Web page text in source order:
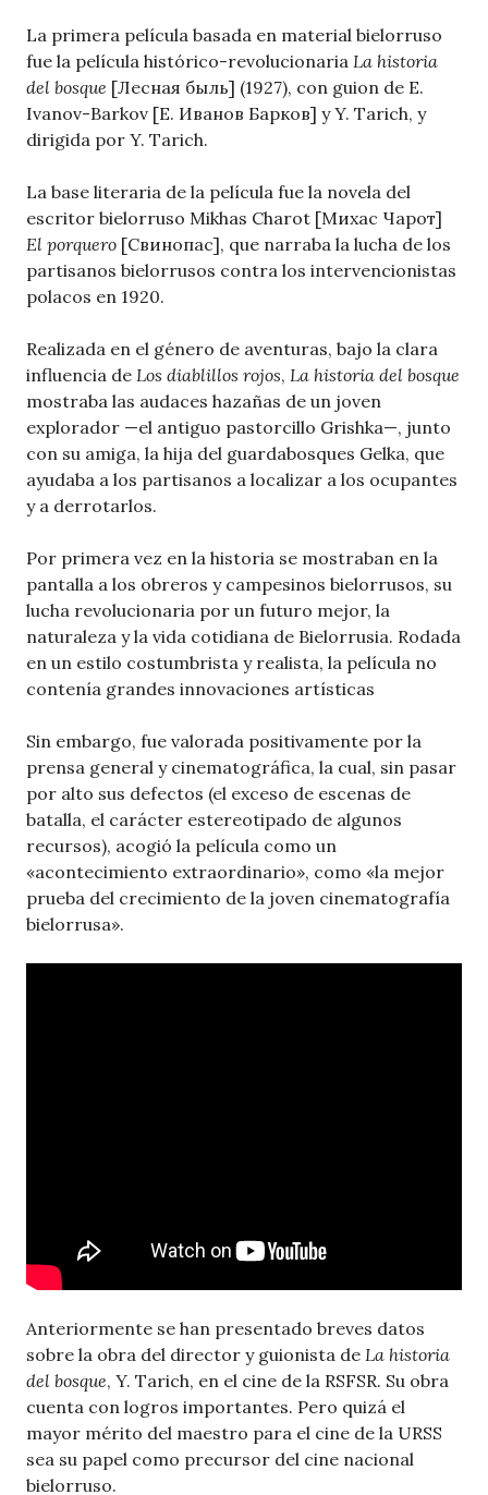
La primera película basada en material bielorruso
fue la película histórico-revolucionaria La historia
del bosque [Лесная быль] (1927), con guion de E.
Ivanov-Barkov [Е. Иванов Барков] y Y. Tarich, y
dirigida por Y. Tarich.
La base literaria de la película fue la novela del
escritor bielorruso Mikhas Charot [Михас Чарот]
El porquero [Свинопас], que narraba la lucha de los
partisanos bielorrusos contra los intervencionistas
polacos en 1920.
Realizada en el género de aventuras, bajo la clara
influencia de Los diablillos rojos, La historia del bosque
mostraba las audaces hazañas de un joven
explorador —el antiguo pastorcillo Grishka—, junto
con su amiga, la hija del guardabosques Gelka, que
ayudaba a los partisanos a localizar a los ocupantes
y a derrotarlos.
Por primera vez en la historia se mostraban en la
pantalla a los obreros y campesinos bielorrusos, su
lucha revolucionaria por un futuro mejor, la
naturaleza y la vida cotidiana de Bielorrusia. Rodada
en un estilo costumbrista y realista, la película no
contenía grandes innovaciones artísticas
Sin embargo, fue valorada positivamente por la
prensa general y cinematográfica, la cual, sin pasar
por alto sus defectos (el exceso de escenas de
batalla, el carácter estereotipado de algunos
recursos), acogió la película como un
«acontecimiento extraordinario», como «la mejor
prueba del crecimiento de la joven cinematografía
bielorrusa».
Anteriormente se han presentado breves datos
sobre la obra del director y guionista de La historia
del bosque, Y. Tarich, en el cine de la RSFSR. Su obra
cuenta con logros importantes. Pero quizá el
mayor mérito del maestro para el cine de la URSS
sea su papel como precursor del cine nacional
bielorruso.